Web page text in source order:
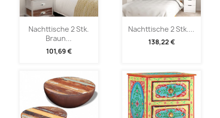
Nachttische 2 Stk.
Braun...
101,69 €
Nachttische 2 Stk....
138,22 €